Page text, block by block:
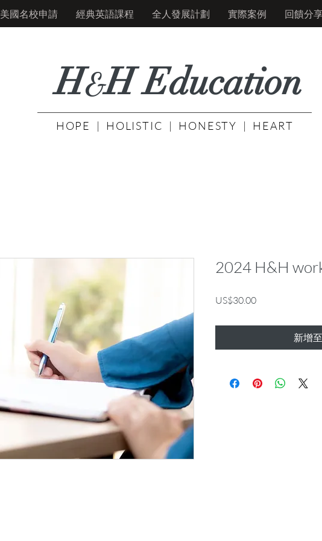
美國名校申請 經典英語課程 全人發展計劃 實際案例 回饋分
H&H Education
HOPE | HOLISTIC | HONESTY | HEART
2024 H&H
US$30.00價
新增